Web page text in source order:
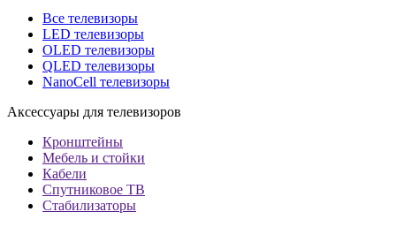
Все телевизоры
LED телевизоры
OLED телевизоры
QLED телевизоры
NanoCell телевизоры
Аксессуары для телевизоров
Кронштейны
Мебель и стойки
Кабели
Спутниковое ТВ
Стабилизаторы